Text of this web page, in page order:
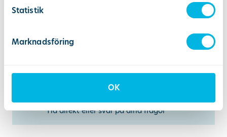
Statistik
Marknadsföring
OK
Lista dig/ditt barn
Tid direkt eller svar på dina frågor